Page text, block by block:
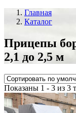
Главная
Каталог
Прицепы
2,1 до 2,5 м
Показаны 1 - 3 из 3